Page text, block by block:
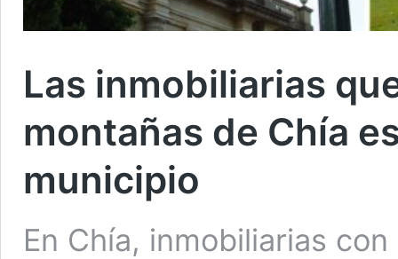
Las inmobiliarias
montañas de Chía
municipio
En Chía, inmobiliarias